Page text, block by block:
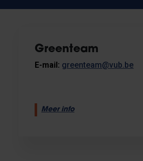
Greenteam
E-mail: greenteam@vub.be
Meer info